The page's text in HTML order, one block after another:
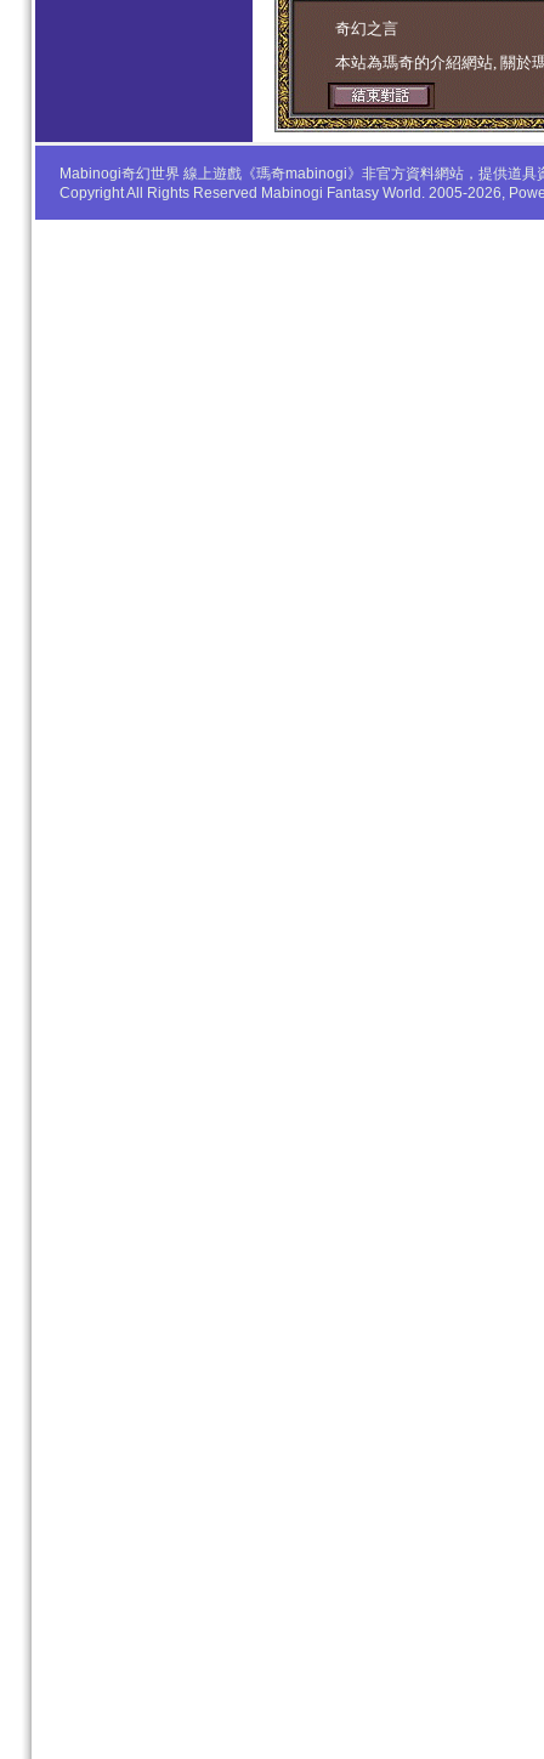
学生妹 奇幻之言
本站為瑪奇的介紹網站, 關於
Mabinogi奇幻世界 線上遊戲《瑪奇mabinogi》非官方資料網站，提供道
Copyright All Rights Reserved Mabinogi Fantasy World. 2005-2026,